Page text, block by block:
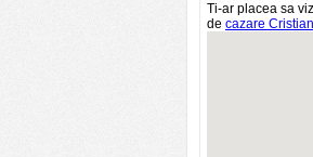
Ti-ar placea sa
de cazare